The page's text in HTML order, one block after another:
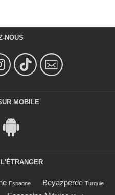
NOUS
MOBILE
Espagne Beyazperde Turquie